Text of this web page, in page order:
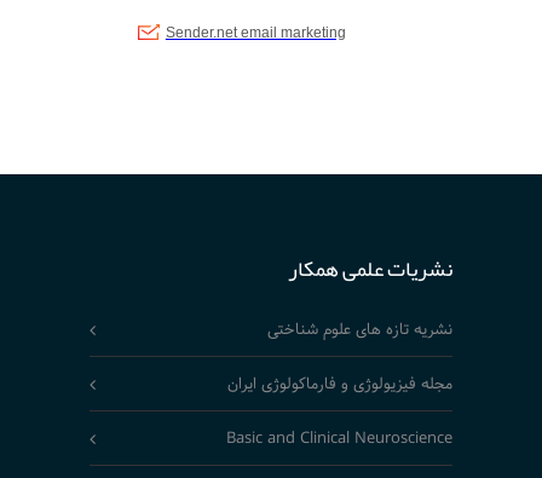
نشریات علمی همکار
نشریه تازه های علوم شناختی
مجله فیزیولوژی و فارماکولوژی ایران
Basic and Clinical Neuroscience